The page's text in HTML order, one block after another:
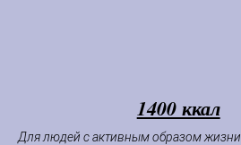
1400 ккал
Для людей с активным образом жизни.